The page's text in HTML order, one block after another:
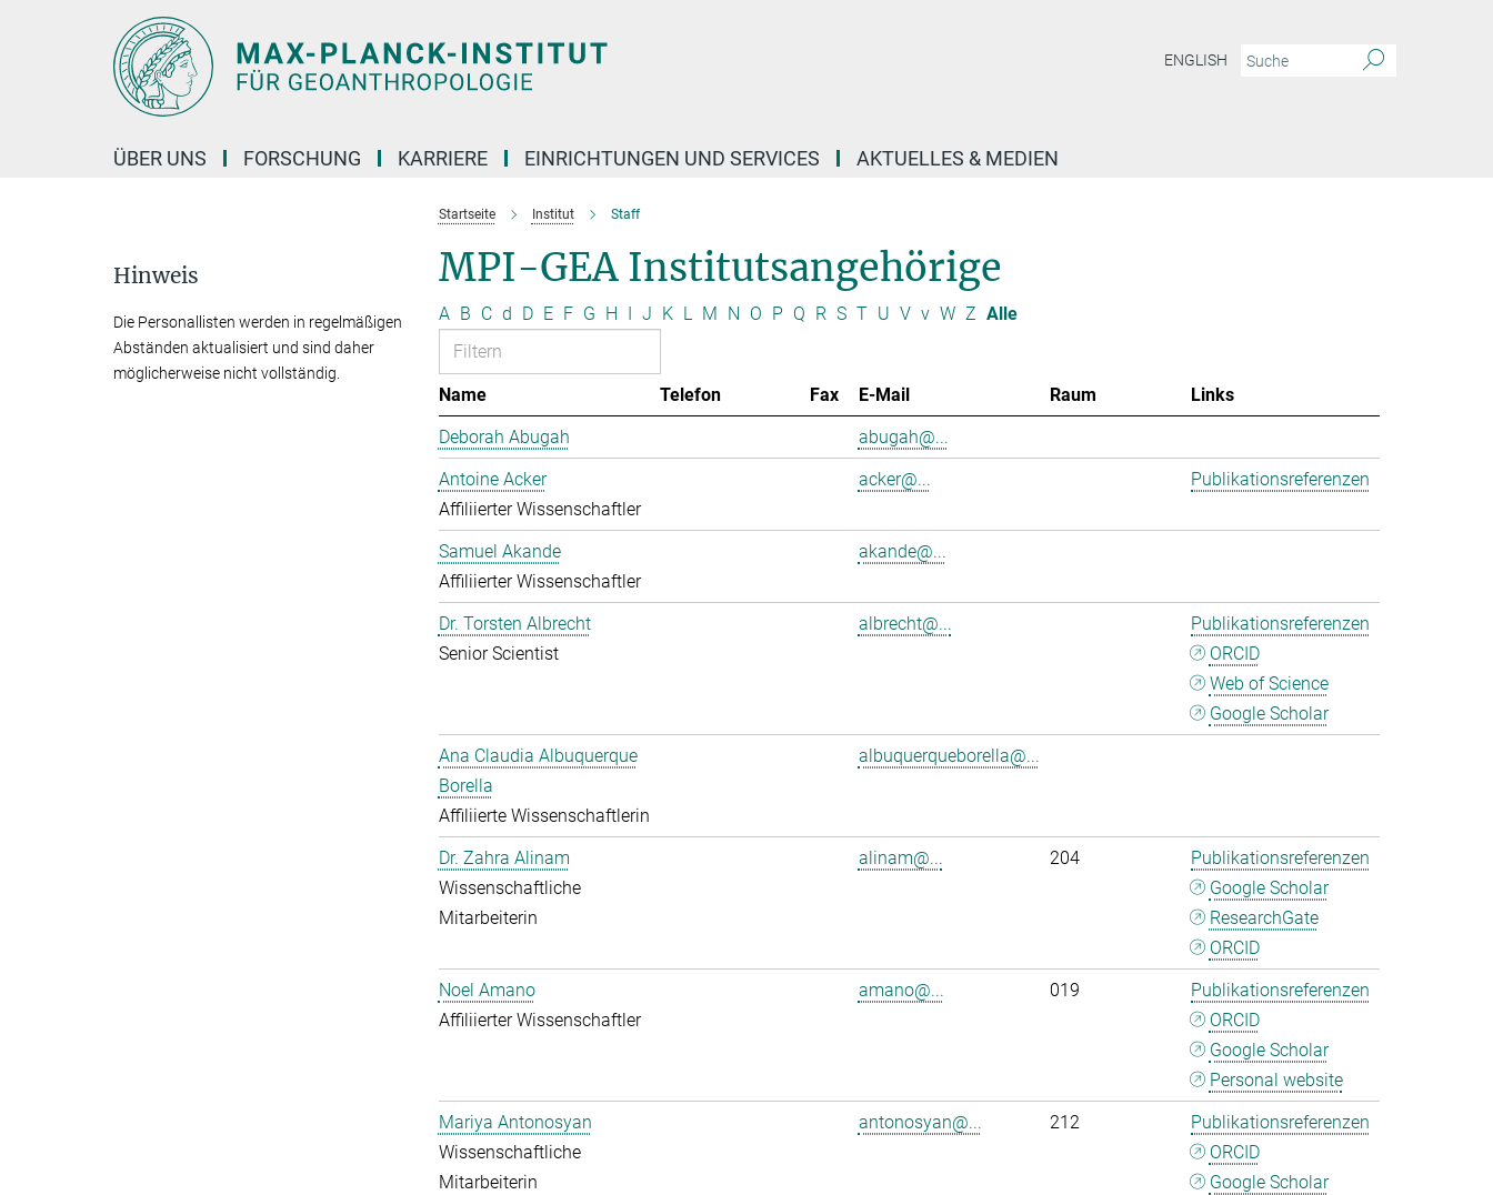
ENGLISH
ÜBER UNS FORSCHUNG KARRIERE EINRICHTUNGEN UND SERVICES AKTUELLES & MEDIEN
Startseite Institut Staff
MPI-GEA Institutsangehörige
A B C d D E F G H I J K L M N O P Q R S T U V v W Z Alle
Name Telefon Fax E-Mail Raum
Links
Deborah Abugah
abugah@...
Antoine Acker
Affiliierter Wissenschaftler
acker@... Publikationsreferenzen
Samuel Akande
Affiliierter Wissenschaftler
akande@...
Dr. Torsten Albrecht
Senior Scientist
albrecht@...
Publikationsreferenzen
ORCID
Web of Science
Google Scholar
Ana Claudia Albuquerque
Borella
Affiliierte Wissenschaftlerin
albuquerqueborella@...
Dr. Zahra Alinam
Wissenschaftliche
Mitarbeiterin
alinam@... 204
Publikationsreferenzen
Google Scholar
ResearchGate
ORCID
Noel Amano
Affiliierter Wissenschaftler
amano@... 019
Publikationsreferenzen
ORCID
Google Scholar
Personal website
Mariya Antonosyan
Wissenschaftliche
Mitarbeiterin
antonosyan@... 212
Publikationsreferenzen
ORCID
Google Scholar
Hinweis
Die Personallisten werden in regelmäßigen
Abständen aktualisiert und sind daher
möglicherweise nicht vollständig.